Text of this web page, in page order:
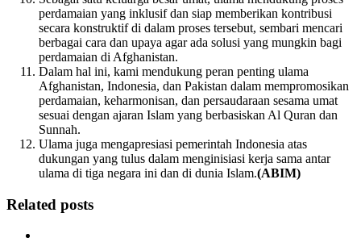
perdamaian yang inklusif dan siap memberikan kontribusi
secara konstruktif di dalam proses tersebut, sembari mencari
berbagai cara dan upaya agar ada solusi yang mungkin bagi
perdamaian di Afghanistan.
Dalam hal ini, kami mendukung peran penting ulama
Afghanistan, Indonesia, dan Pakistan dalam mempromosikan
perdamaian, keharmonisan, dan persaudaraan sesama umat
sesuai dengan ajaran Islam yang berbasiskan Al Quran dan
Sunnah.
Ulama juga mengapresiasi pemerintah Indonesia atas
dukungan yang tulus dalam menginisiasi kerja sama antar
ulama di tiga negara ini dan di dunia Islam.(ABIM)
Related posts